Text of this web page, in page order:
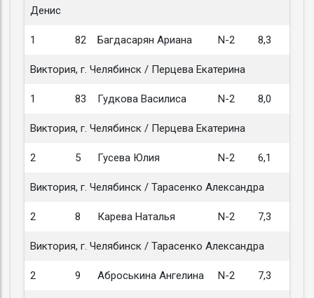
Денис
1 82 Багдасарян Ариана N-2 8,3
Виктория, г. Челябинск / Перцева Екатерина
1 83 Гудкова Василиса N-2 8,0
Виктория, г. Челябинск / Перцева Екатерина
2 5 Гусева Юлия N-2 6,1
Виктория, г. Челябинск / Тарасенко Александра
2 8 Карева Наталья N-2 7,3
Виктория, г. Челябинск / Тарасенко Александра
2 9 Аброськина Ангелина N-2 7,3